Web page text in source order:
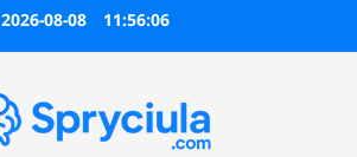
2026-08-08 11:56:07